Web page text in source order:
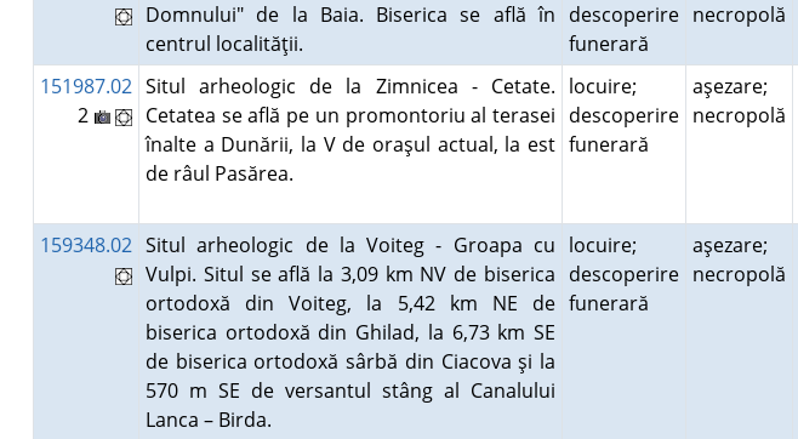
Domnului" de la Baia. Biserica se află în
centrul localităţii.
descoperire
funerară
necropolă
151987.02
2
Situl arheologic de la Zimnicea - Cetate.
Cetatea se află pe un promontoriu al terasei
înalte a Dunării, la V de oraşul actual, la est
de râul Pasărea.
locuire;
descoperire
funerară
aşezare;
necropolă
159348.02 Situl arheologic de la Voiteg - Groapa cu
Vulpi. Situl se află la 3,09 km NV de biserica
ortodoxă din Voiteg, la 5,42 km NE de
biserica ortodoxă din Ghilad, la 6,73 km SE
de biserica ortodoxă sârbă din Ciacova şi la
570 m SE de versantul stâng al Canalului
Lanca – Birda.
locuire;
descoperire
funerară
aşezare;
necropolă